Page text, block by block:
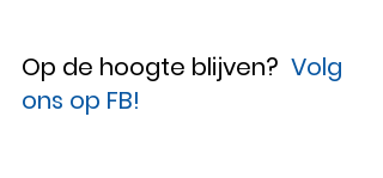
Op de hoogte blijven? Volg
ons op FB!